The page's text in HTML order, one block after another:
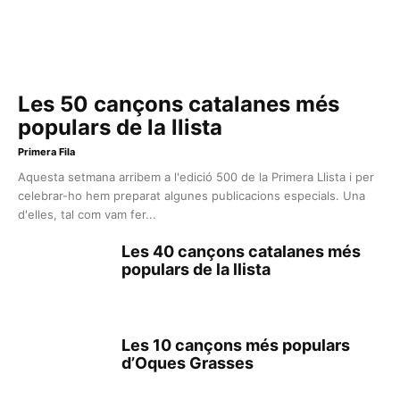
Les 50 cançons catalanes més
populars de la llista
Primera Fila
Aquesta setmana arribem a l'edició 500 de la Primera Llista i per
celebrar-ho hem preparat algunes publicacions especials. Una
d'elles, tal com vam fer...
Les 40 cançons catalanes més
populars de la llista
Les 10 cançons més populars
d’Oques Grasses